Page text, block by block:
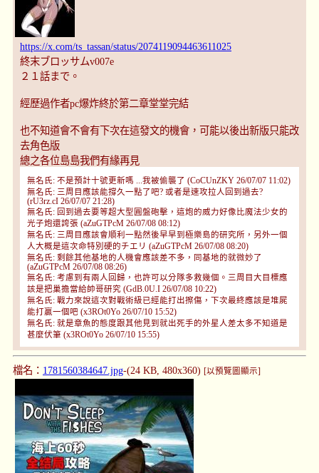
https://x.com/ts_tassan/status/2074119094463611025
終末ブロッサムv007e
２１話まで。
經歷過作者pc爆炸終於第二章堂堂完結
也不知道會不會有下次在這發文的機會，可能以後出新版只能改
去角色版
總之各位島島我們有緣再見
無名氏: 不是預計十號更新嗎 ...我被偷襲了 (CoCUnZKY 26/07/07 11:02)
無名氏: 三周目應該能撐久一點了吧? 或者是速攻拉人回到過去?
(rU3rz.cI 26/07/07 21:28)
無名氏: 回到過去要等超大型圓盤砲擊，這炮的威力好像比魔法少女的
光子炮還誇張 (aZuGTPcM 26/07/08 08:12)
無名氏: 三周目應該會順利一點然後早早到極樂島的研究所，另外一個
人大概是這次命特別硬的チエリ (aZuGTPcM 26/07/08 08:20)
無名氏: 剩餘其他基地的人機會應該差不多，同基地的就微妙了
(aZuGTPcM 26/07/08 08:26)
無名氏: 考慮到有兩人回歸，也許可以分隊多救幾個。三周目大目標應
該是把巢擔當給帥哥研究 (GdB.0U.I 26/07/08 10:22)
無名氏: 戰力來說這次對戰術級已經能打出擦傷，下次最終應該是堆屍
能打贏一個吧 (x3ROt0Yo 26/07/10 15:52)
無名氏: 就是章魚的態度跟其他見到就出死手的外星人差太多不知道是
甚麼伏筆 (x3ROt0Yo 26/07/10 15:55)
檔名： 1781560384647.jpg-(24 KB, 480x360) [以預覽圖顯示]